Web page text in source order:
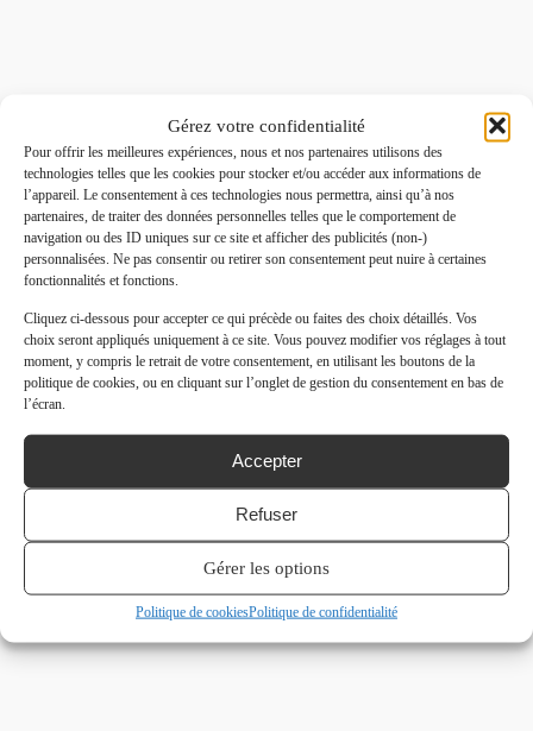
Gérez votre confidentialité
Pour offrir les meilleures expériences, nous et nos partenaires utilisons des
technologies telles que les cookies pour stocker et/ou accéder aux informations de
l’appareil. Le consentement à ces technologies nous permettra, ainsi qu’à nos
partenaires, de traiter des données personnelles telles que le comportement de
navigation ou des ID uniques sur ce site et afficher des publicités (non-)
personnalisées. Ne pas consentir ou retirer son consentement peut nuire à certaines
fonctionnalités et fonctions.
Cliquez ci-dessous pour accepter ce qui précède ou faites des choix détaillés. Vos
choix seront appliqués uniquement à ce site. Vous pouvez modifier vos réglages à tout
moment, y compris le retrait de votre consentement, en utilisant les boutons de la
politique de cookies, ou en cliquant sur l’onglet de gestion du consentement en bas de
l’écran.
Accepter
Refuser
Gérer les options
Politique de cookiesPolitique de confidentialité